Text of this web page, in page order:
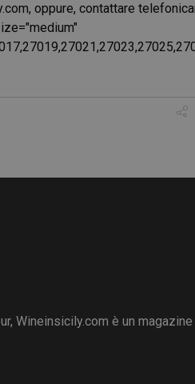
oppure, contattare
Wineinsicily.com è un